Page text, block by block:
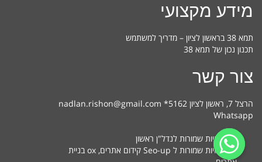
מידע מקצועי
תמא 38 בראשון לציון – מדריך למשתמש
תכנון נכון של תמא 38
צור קשר
הרצל 7, ראשון לציון nadlan.rishon@gmail.com *5162
Whatsapp
כל הזכויות שמורות לנדל"ן ראשון
כל הזכויות שמורות ל Seo-up
קידום אתרים, ox
בניית